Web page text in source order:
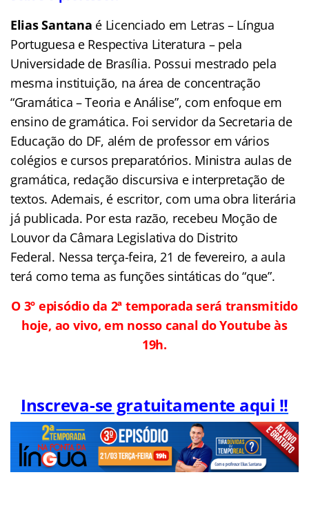
Elias Santana é Licenciado em Letras – Língua
Portuguesa e Respectiva Literatura – pela
Universidade de Brasília. Possui mestrado pela
mesma instituição, na área de concentração
“Gramática – Teoria e Análise”, com enfoque em
ensino de gramática. Foi servidor da Secretaria de
Educação do DF, além de professor em vários
colégios e cursos preparatórios. Ministra aulas de
gramática, redação discursiva e interpretação de
textos. Ademais, é escritor, com uma obra literária
já publicada. Por esta razão, recebeu Moção de
Louvor da Câmara Legislativa do Distrito
Federal. Nessa terça-feira, 21 de fevereiro, a aula
terá como tema as funções sintáticas do “que”.
O 3º episódio da 2ª temporada será transmitido
hoje, ao vivo, em nosso canal do Youtube às
19h.
Inscreva-se gratuitamente aqui !!